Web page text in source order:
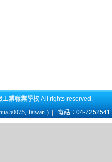
業職業學校 All rights reserved.
50075, Taiwan ) 電話：04-7252541